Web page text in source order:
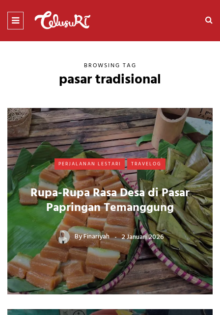
BROWSING TAG
pasar tradisional
PERJALANAN LESTARI TRAVELOG
Rupa-Rupa Rasa Desa di Pasar
Papringan Temanggung
ByFinariyah 2 Januari 2026